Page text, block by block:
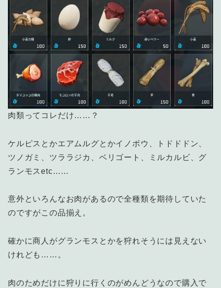
肉類ってコレだけ……？
ケルピスとかエアムルグとかイノボウ、トドドドン、
ツノガミ、ツララジカ、ベリゴート、ミルカルビ、グ
ランモスetc……
意外といろんなお肉があるので全種類を期待していた
のですがこの品揃え。
確かに商人がグランモスとかを狩れそうには見えない
けれども……。
肉のためだけに狩りに行くのがめんどうなので購入で